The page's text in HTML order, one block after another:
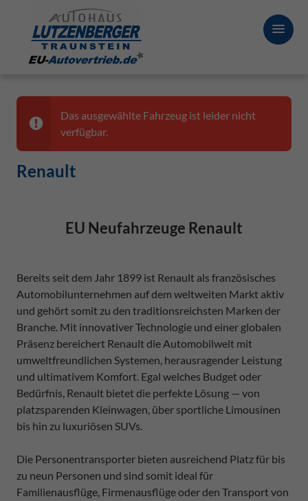
Das ausgewählte Fahrzeug ist leider nicht
verfügbar.
Renault
EU Neufahrzeuge Renault
Bereits seit dem Jahr 1899 ist Renault als französisches
Automobilunternehmen auf dem weltweiten Markt aktiv
und gehört somit zu den traditionsreichsten Marken der
Branche. Mit innovativer Technologie und einer globalen
Präsenz bereichert Renault die Automobilwelt mit
umweltfreundlichen Systemen, herausragender Leistung
und ultimativem Komfort. Egal welches Budget oder
Bedürfnis, Renault bietet die perfekte Lösung — von
platzsparenden Kleinwagen, über sportliche Limousinen
bis hin zu luxuriösen SUVs.
Die Personentransporter bieten ausreichend Platz für bis
zu neun Personen und sind somit ideal für
Familienausflüge, Firmenausflüge oder den Transport von